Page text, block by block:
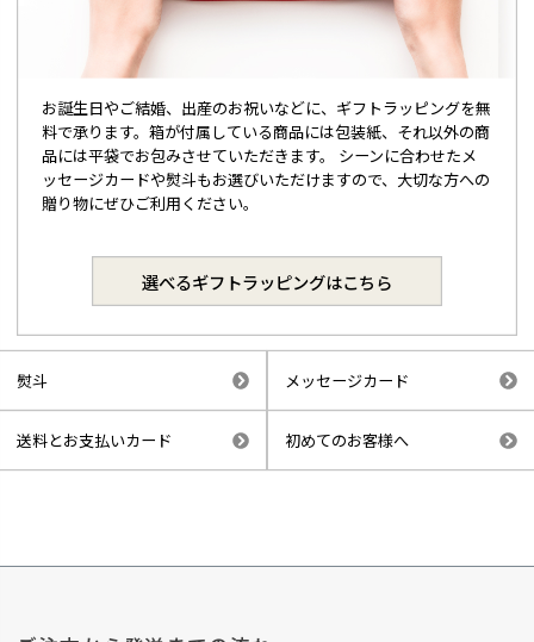
お誕生日やご結婚、出産のお祝いなどに、ギフトラッピングを無
料で承ります。箱が付属している商品には包装紙、それ以外の商
品には平袋でお包みさせていただきます。 シーンに合わせたメ
ッセージカードや熨斗もお選びいただけますので、大切な方への
贈り物にぜひご利用ください。
選べるギフトラッピングはこちら
熨斗 メッセージカード
送料とお支払いカード 初めてのお客様へ